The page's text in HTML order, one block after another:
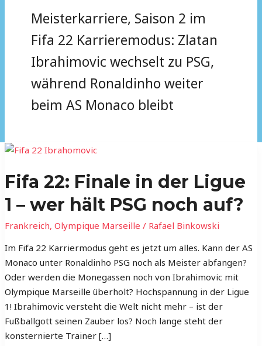
Meisterkarriere, Saison 2 im
Fifa 22 Karrieremodus: Zlatan
Ibrahimovic wechselt zu PSG,
während Ronaldinho weiter
beim AS Monaco bleibt
Fifa 22: Finale in der Ligue
1 – wer hält PSG noch auf?
Frankreich,Olympique Marseille / Rafael Binkowski
Im Fifa 22 Karriermodus geht es jetzt um alles. Kann der AS
Monaco unter Ronaldinho PSG noch als Meister abfangen?
Oder werden die Monegassen noch von Ibrahimovic mit
Olympique Marseille überholt? Hochspannung in der Ligue
1! Ibrahimovic versteht die Welt nicht mehr – ist der
Fußballgott seinen Zauber los? Noch lange steht der
konsternierte Trainer […]
Fifa
Finale
der
Ligue
–
wer
hält
PSG
noch
auf?